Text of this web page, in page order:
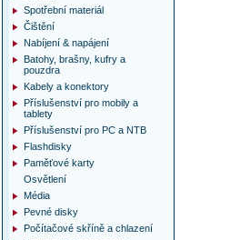
Spotřební materiál
Čištění
Nabíjení & napájení
Batohy, brašny, kufry a
pouzdra
Kabely a konektory
Příslušenství pro mobily a
tablety
Příslušenství pro PC a NTB
Flashdisky
Paměťové karty
Osvětlení
Média
Pevné disky
Počítačové skříně a chlazení